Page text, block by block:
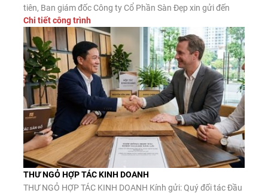
tiên, Ban giám đốc Công ty Cổ Phần Sàn Đẹp xin gửi đến
Quý đối tác lời chào trân trọng, lời chúc may mắn và thành
công. Công ty CP Sàn […]
Chi tiết công trình
THƯ NGỎ HỢP TÁC KINH DOANH
THƯ NGỎ HỢP TÁC KINH DOANH Kính gửi: Quý đối tác Đầu